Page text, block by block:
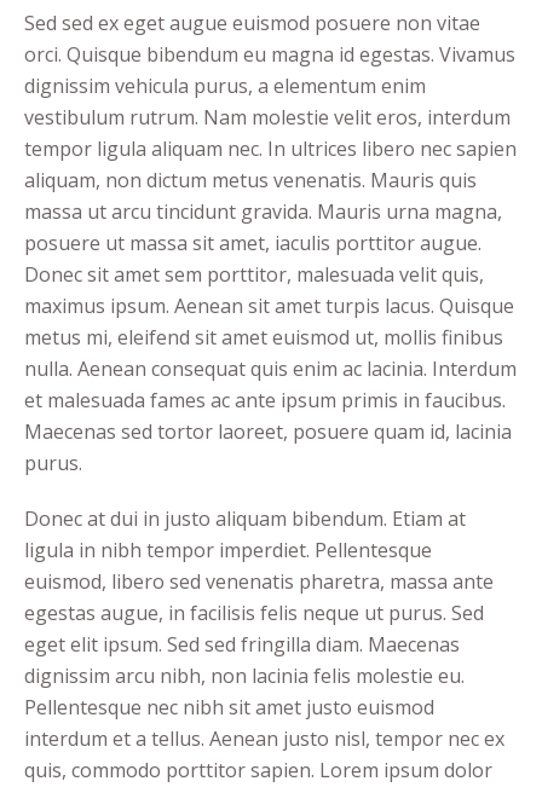
Sed sed ex eget augue euismod posuere non vitae
orci. Quisque bibendum eu magna id egestas. Vivamus
dignissim vehicula purus, a elementum enim
vestibulum rutrum. Nam molestie velit eros, interdum
tempor ligula aliquam nec. In ultrices libero nec sapien
aliquam, non dictum metus venenatis. Mauris quis
massa ut arcu tincidunt gravida. Mauris urna magna,
posuere ut massa sit amet, iaculis porttitor augue.
Donec sit amet sem porttitor, malesuada velit quis,
maximus ipsum. Aenean sit amet turpis lacus. Quisque
metus mi, eleifend sit amet euismod ut, mollis finibus
nulla. Aenean consequat quis enim ac lacinia. Interdum
et malesuada fames ac ante ipsum primis in faucibus.
Maecenas sed tortor laoreet, posuere quam id, lacinia
purus.
Donec at dui in justo aliquam bibendum. Etiam at
ligula in nibh tempor imperdiet. Pellentesque
euismod, libero sed venenatis pharetra, massa ante
egestas augue, in facilisis felis neque ut purus. Sed
eget elit ipsum. Sed sed fringilla diam. Maecenas
dignissim arcu nibh, non lacinia felis molestie eu.
Pellentesque nec nibh sit amet justo euismod
interdum et a tellus. Aenean justo nisl, tempor nec ex
quis, commodo porttitor sapien. Lorem ipsum dolor